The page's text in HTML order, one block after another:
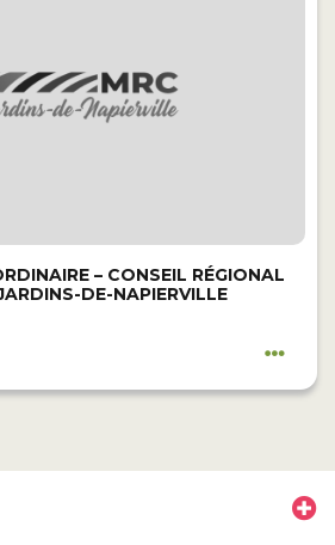
– CONSEIL RÉGIONAL
DE-NAPIERVILLE